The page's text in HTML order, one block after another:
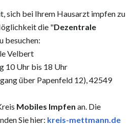
sich bei Ihrem Hausarzt impfen zu
die "Dezentrale
besuchen:
Velbert
10 Uhr bis 18 Uhr
über Papenfeld 12), 42549
Mobiles Impfen an. Die
Sie hier: kreis-mettmann.de